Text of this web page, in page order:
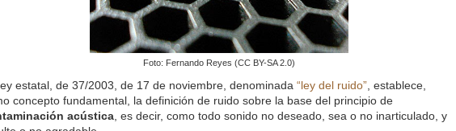
Foto: Fernando Reyes (CC BY-SA 2.0)
estatal, de 37/2003, de 17 de noviembre, denominada “ley del ruido” , establece,
concepto fundamental, la definición de ruido sobre la base del principio de
acústica , es decir, como todo sonido no deseado, sea o no inarticulado, y